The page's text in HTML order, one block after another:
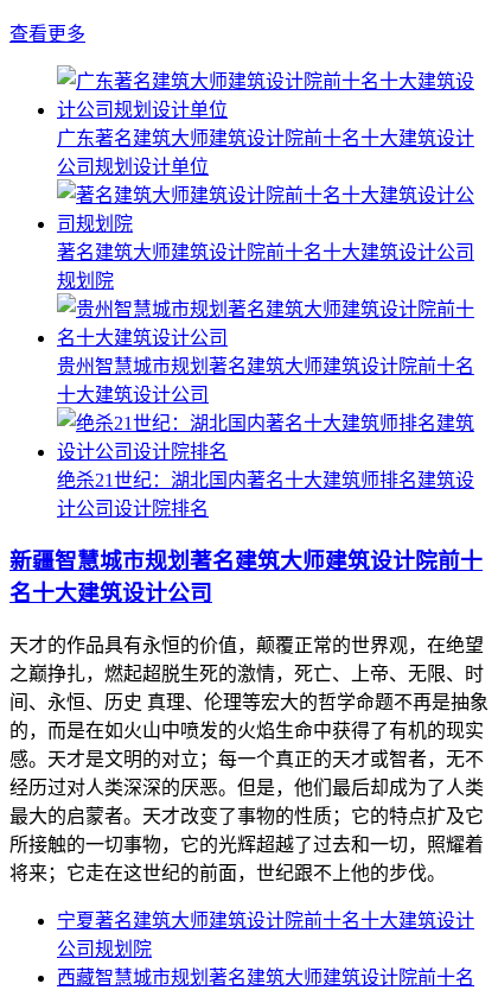
查看更多
广东著名建筑大师建筑设计院前十名十大建筑设计
公司规划设计单位
著名建筑大师建筑设计院前十名十大建筑设计公司
规划院
贵州智慧城市规划著名建筑大师建筑设计院前十名
十大建筑设计公司
绝杀21世纪：湖北国内著名十大建筑师排名建筑设
计公司设计院排名
新疆智慧城市规划著名建筑大师建筑设计院前十
名十大建筑设计公司
天才的作品具有永恒的价值，颠覆正常的世界观，在绝望
之巅挣扎，燃起超脱生死的激情，死亡、上帝、无限、时
间、永恒、历史 真理、伦理等宏大的哲学命题不再是抽象
的，而是在如火山中喷发的火焰生命中获得了有机的现实
感。天才是文明的对立；每一个真正的天才或智者，无不
经历过对人类深深的厌恶。但是，他们最后却成为了人类
最大的启蒙者。天才改变了事物的性质；它的特点扩及它
所接触的一切事物，它的光辉超越了过去和一切，照耀着
将来；它走在这世纪的前面，世纪跟不上他的步伐。
宁夏著名建筑大师建筑设计院前十名十大建筑设计
公司规划院
西藏智慧城市规划著名建筑大师建筑设计院前十名